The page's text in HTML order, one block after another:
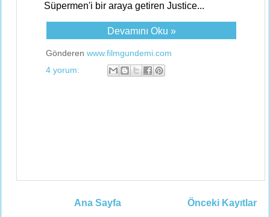
Süpermen'i bir araya getiren Justice...
Devamını Oku »
Gönderen www.filmgundemi.com
4 yorum:
Önceki Kayıtlar
Ana Sayfa